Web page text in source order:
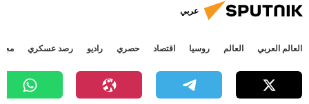
عربي
العالم العربي العالم روسيا اقتصاد حصري راديو رصد عسكري